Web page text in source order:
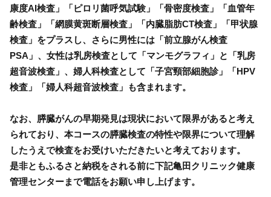
康度AI検査」「ピロリ菌呼気試験」「骨密度検査」「血管年
齢検査」「網膜黄斑断層検査」「内臓脂肪CT検査」「甲状腺
検査」をプラスし、さらに男性には「前立腺がん検査
PSA」、女性は乳房検査として「マンモグラフィ」と「乳房
超音波検査」、婦人科検査として「子宮頸部細胞診」「HPV
検査」「婦人科超音波検査」も含まれます。
なお、膵臓がんの早期発見は現状において限界があると考え
られており、本コースの膵臓検査の特性や限界について理解
したうえで検査をお受けいただきたいと考えております。
是非ともふるさと納税をされる前に下記亀田クリニック健康
管理センターまで電話をお願い申し上げます。